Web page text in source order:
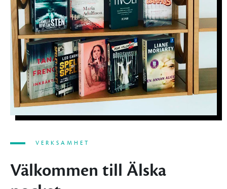
VERKSAMHET
Välkommen till Älska